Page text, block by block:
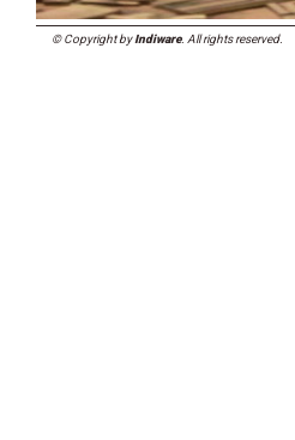
© Copyright byIndiware. All rights reserved.